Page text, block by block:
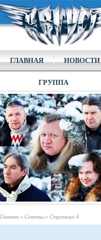
ГЛАВНАЯ НОВОСТИ
ГРУППА
Главная » Советы » Страница 4